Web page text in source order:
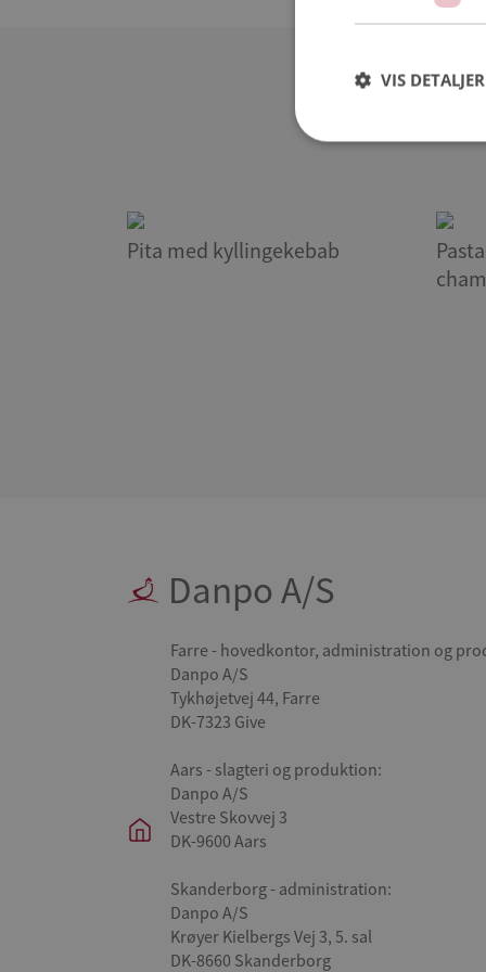
Pita med kyllingekebab
Danpo A/S
Farre - hovedkontor, administration og
Danpo A/S
Tykhøjetvej 44, Farre
DK-7323 Give
Aars - slagteri og produktion:
Danpo A/S
Vestre Skovvej 3
DK-9600 Aars
Skanderborg - administration:
Danpo A/S
Krøyer Kielbergs Vej 3, 5. sal
DK-8660 Skanderborg
VIS DETALJER